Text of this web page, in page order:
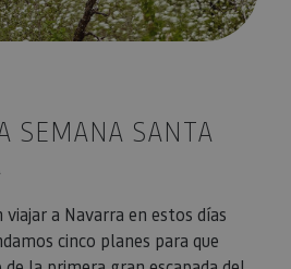
SEMANA SANTA
viajar a Navarra en estos días
cinco planes para que